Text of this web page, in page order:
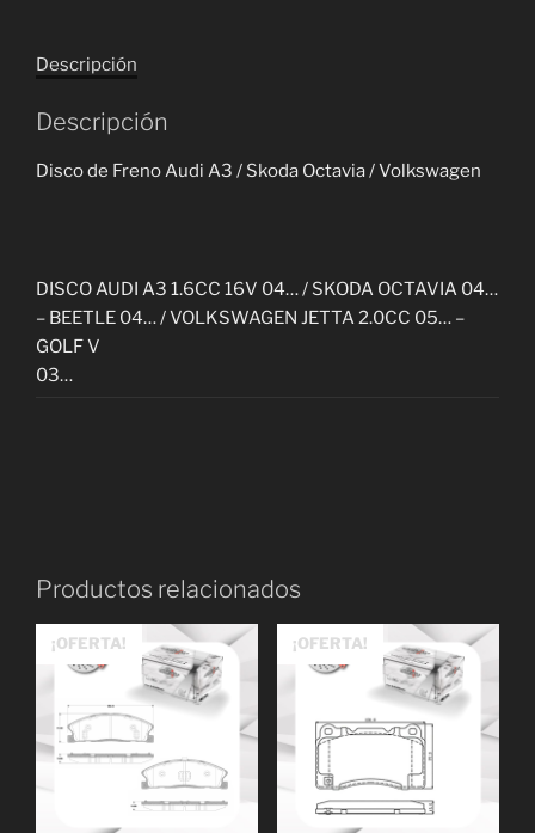
Skoda
/
Volkswagen
Descripción
Descripción
Disco de Freno Audi A3 / Skoda Octavia / Volkswagen
DISCO AUDI A3 1.6CC 16V 04… / SKODA OCTAVIA 04…
– BEETLE 04… / VOLKSWAGEN JETTA 2.0CC 05… –
GOLF V
03…
Productos relacionados
¡OFERTA! ¡OFERTA!